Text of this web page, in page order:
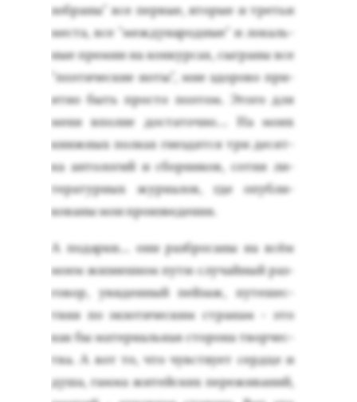
зоб­ра­ны" все пер­вые, вто­рые и третьи
мес­та, все "меж­ду­народ­ные" и ло­каль­
ные пре­мии на кон­курсах, сыг­ра­ны все
"по­эти­чес­кие но­ты", мне здо­рово при­
ят­но быть прос­то по­этом. Это­го для
ме­ня впол­не дос­та­точ­но… На мо­их
книж­ных пол­ках гнез­дятся три де­сят­
ка ан­то­логий и сбор­ни­ков, сот­ня ли­
тера­тур­ных жур­на­лов, где опуб­ли­
кова­ны мои про­из­ве­дения.
А по­дар­ки... они раз­бро­саны на всём
мо­ем жиз­ненном пу­ти: слу­чай­ный раз­
го­вор, уви­ден­ный пей­заж, пу­тешес­
твия по эк­зо­тичес­ким стра­нам - это
как бы ма­тери­аль­ная сто­рона твор­чес­
тва. А вот то, что чувс­тву­ет сер­дце и
ду­ша, гам­ма жи­тей­ских пе­режи­ваний,